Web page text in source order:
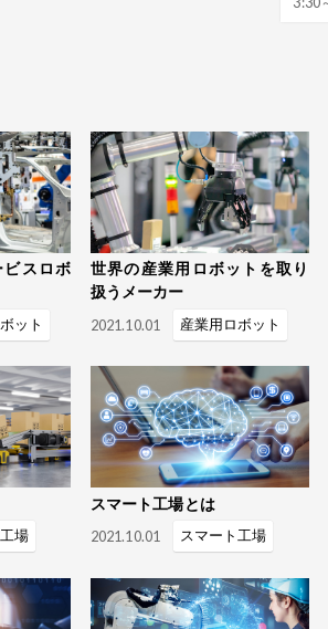
スロボ
ット
世界の産業用ロボットを取り
扱うメーカー
2021.10.01
産業用ロボット
場
スマート工場とは
2021.10.01
スマート工場